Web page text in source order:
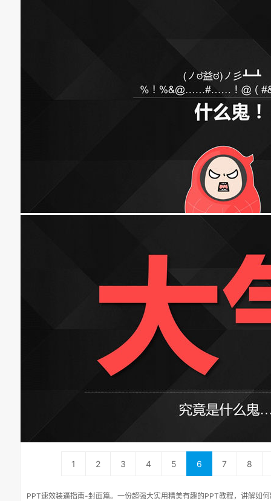
1 2 3 4 5 6 7 8
PPT速效装逼指南-封面篇。一份超强大实用精美有趣的PPT教程，讲解如